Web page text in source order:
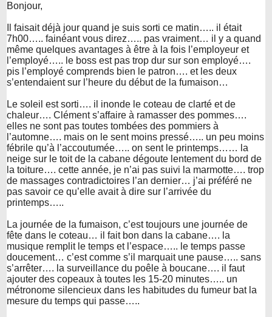
Bonjour,
Il faisait déjà jour quand je suis sorti ce matin….. il était
7h00….. fainéant vous direz….. pas vraiment… il y a quand
même quelques avantages à être à la fois l’employeur et
l’employé….. le boss est pas trop dur sur son employé….
pis l’employé comprends bien le patron…. et les deux
s’entendaient sur l’heure du début de la fumaison…
Le soleil est sorti…. il inonde le coteau de clarté et de
chaleur…. Clément s’affaire à ramasser des pommes….
elles ne sont pas toutes tombées des pommiers à
l’automne…. mais on le sent moins pressé….. un peu moins
fébrile qu’à l’accoutumée….. on sent le printemps…… la
neige sur le toit de la cabane dégoute lentement du bord de
la toiture…. cette année, je n’ai pas suivi la marmotte…. trop
de massages contradictoires l’an dernier… j’ai préféré ne
pas savoir ce qu’elle avait à dire sur l’arrivée du
printemps…..
La journée de la fumaison, c’est toujours une journée de
fête dans le coteau… il fait bon dans la cabane…. la
musique remplit le temps et l’espace….. le temps passe
doucement… c’est comme s’il marquait une pause….. sans
s’arrêter…. la surveillance du poêle à boucane…. il faut
ajouter des copeaux à toutes les 15-20 minutes….. un
métronome silencieux dans les habitudes du fumeur bat la
mesure du temps qui passe…..